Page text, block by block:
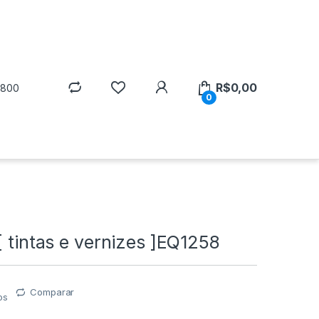
0
R$0,00
tintas e vernizes ]EQ1258
Comparar